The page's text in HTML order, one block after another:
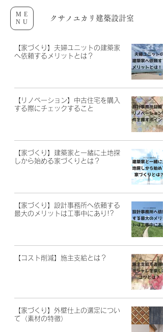
クサノユカリ建築設計室
ME
NU
【家づくり】夫婦ユニットの建築家
へ依頼するメリットとは？
【リノベーション】中古住宅を購入
する際にチェックすること
【家づくり】建築家と一緒に土地探
しから始める家づくりとは？
【家づくり】設計事務所へ依頼する
最大のメリットは工事中にあり!?
【コスト削減】施主支給とは？
【家づくり】外壁仕上の選定につい
て（素材の特徴）